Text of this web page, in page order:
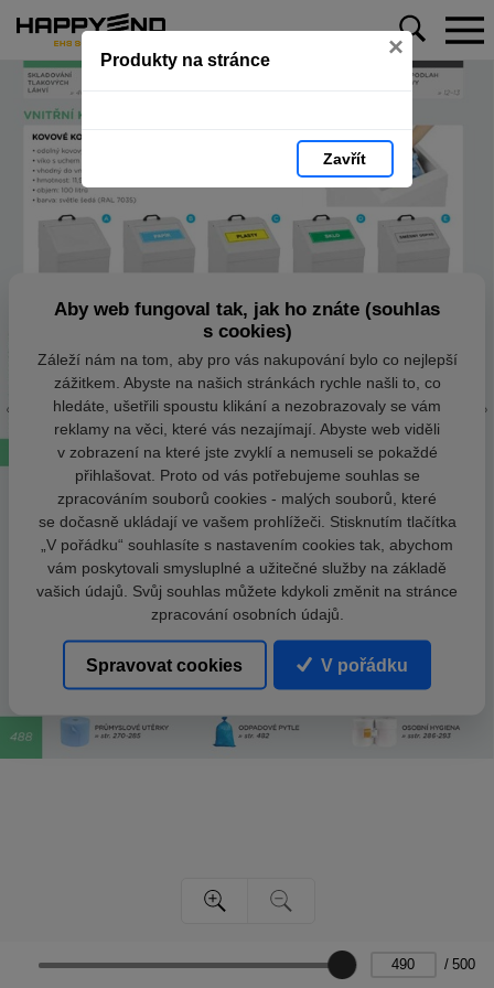
Produkty na stránce ×
Zavřít
/ 500
Aby web fungoval tak, jak ho znáte (souhlas
s cookies)
Záleží nám na tom, aby pro vás nakupování bylo co nejlepší
zážitkem. Abyste na našich stránkách rychle našli to, co
hledáte, ušetřili spoustu klikání a nezobrazovaly se vám
reklamy na věci, které vás nezajímají. Abyste web viděli
v zobrazení na které jste zvyklí a nemuseli se pokaždé
přihlašovat. Proto od vás potřebujeme souhlas se
zpracováním souborů cookies - malých souborů, které
se dočasně ukládají ve vašem prohlížeči. Stisknutím tlačítka
„V pořádku“ souhlasíte s nastavením cookies tak, abychom
vám poskytovali smysluplné a užitečné služby na základě
vašich údajů. Svůj souhlas můžete kdykoli změnit na stránce
zpracování osobních údajů.
Spravovat cookies V pořádku